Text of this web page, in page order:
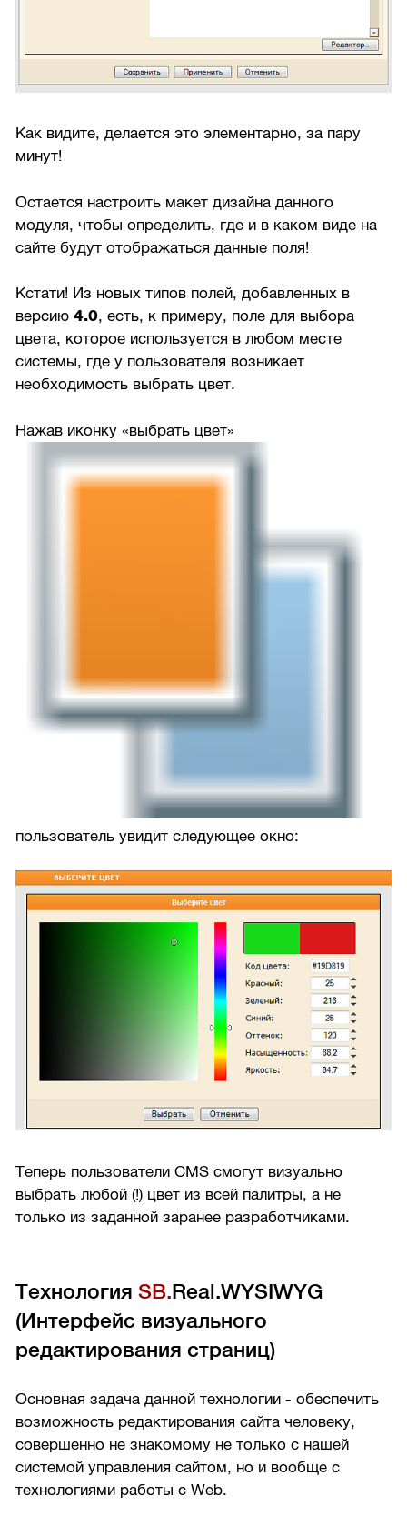
Как видите, делается это элементарно, за пару
минут!
Остается настроить макет дизайна данного
модуля, чтобы определить, где и в каком виде на
сайте будут отображаться данные поля!
Кстати! Из новых типов полей, добавленных в
версию4.0, есть, к примеру, поле для выбора
цвета, которое используется в любом месте
системы, где у пользователя возникает
необходимость выбрать цвет.
Нажав иконку «выбрать цвет»
пользователь увидит следующее окно:
Теперь пользователи CMS смогут визуально
выбрать любой (!) цвет из всей палитры, а не
только из заданной заранее разработчиками.
ТехнологияSB.Real.WYSIWYG
(Интерфейс визуального
редактирования страниц)
Основная задача данной технологии - обеспечить
возможность редактирования сайта человеку,
совершенно не знакомому не только с нашей
системой управления сайтом, но и вообще с
технологиями работы с Web.